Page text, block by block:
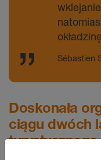
Sébastien
Doskonała
ciągu dwóch
turystycznego